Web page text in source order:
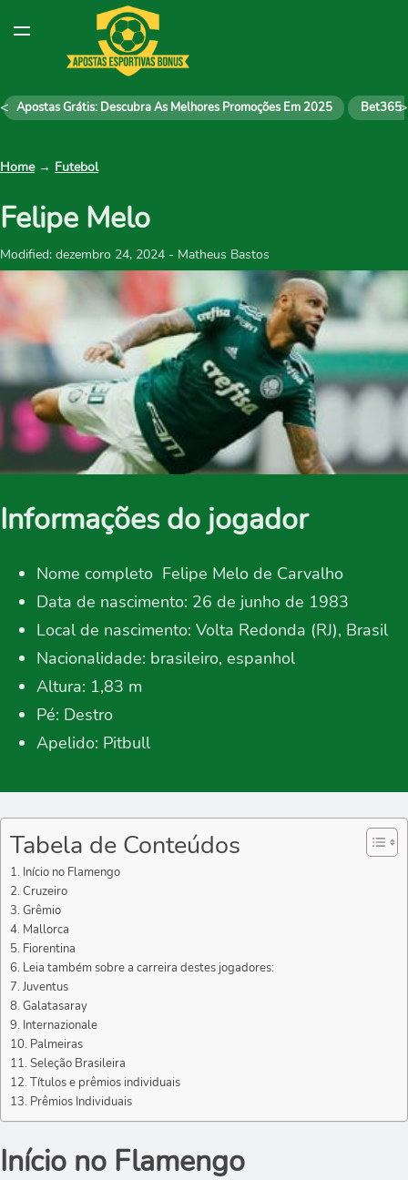
< >
Apostas Grátis: Descubra As Melhores Promoções Em 2025 Bet365
Home→ Futebol
Felipe Melo
Modified: dezembro 24, 2024 - Matheus Bastos
Informações do jogador
Nome completo Felipe Melo de Carvalho
Data de nascimento: 26 de junho de 1983
Local de nascimento: Volta Redonda (RJ), Brasil
Nacionalidade: brasileiro, espanhol
Altura: 1,83 m
Pé: Destro
Apelido: Pitbull
Tabela de Conteúdos
Início no Flamengo
Cruzeiro
Grêmio
Mallorca
Fiorentina
Leia também sobre a carreira destes jogadores:
Juventus
Galatasaray
Internazionale
Palmeiras
Seleção Brasileira
Títulos e prêmios individuais
Prêmios Individuais
Início no Flamengo